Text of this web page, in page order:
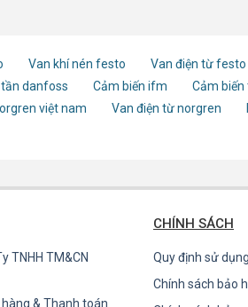
Van khí nén festo Van điện từ festo
tần danfoss Cảm biến ifm Cảm
việt nam Van điện từ norgren
TNHH TM&CN
& Thanh toán
CHÍNH SÁCH
Quy định sử dụng
Chính sách bảo